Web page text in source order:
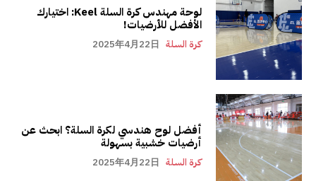
لوحة مهندس كرة السلة Keel: اختيارك
الأفضل للأرضيات!
كرة السلة 2025年4月22日
أفضل لوح هندسي لكرة السلة؟ ابحث عن
أرضيات خشبية بسهولة
كرة السلة 2025年4月22日